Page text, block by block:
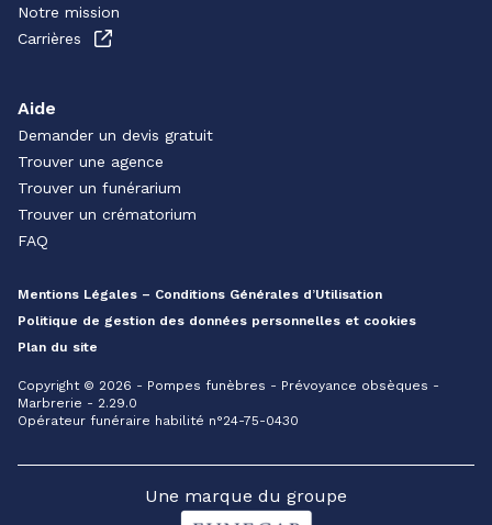
Notre mission
Carrières
Aide
Demander un devis gratuit
Trouver une agence
Trouver un funérarium
Trouver un crématorium
FAQ
Mentions Légales – Conditions Générales d’Utilisation
Politique de gestion des données personnelles et cookies
Plan du site
Copyright © 2026 - Pompes funèbres - Prévoyance obsèques -
Marbrerie - 2.29.0
Opérateur funéraire habilité n°24-75-0430
Une marque du groupe